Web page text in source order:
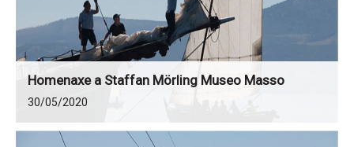
Homenaxe a Staffan Mörling Museo Masso
30/05/2020